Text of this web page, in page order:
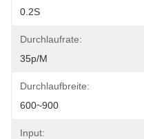
0.2S
Durchlaufrate:
35p/m
Durchlaufbreite:
600~900
Input: